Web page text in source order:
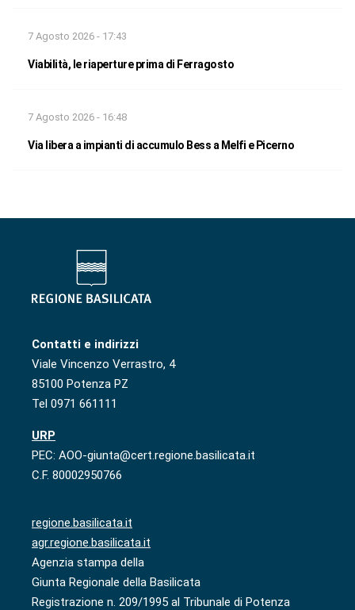
7 Agosto 2026 - 17:43
Viabilità, le riaperture prima di Ferragosto
7 Agosto 2026 - 16:48
Via libera a impianti di accumulo Bess a Melfi e Picerno
Contatti e indirizzi
Viale Vincenzo Verrastro, 4
85100 Potenza PZ
Tel 0971 661111
URP
PEC: AOO-giunta@cert.regione.basilicata.it
C.F. 80002950766
regione.basilicata.it
agr.regione.basilicata.it
Agenzia stampa della
Giunta Regionale della Basilicata
Registrazione n. 209/1995 al Tribunale di Potenza